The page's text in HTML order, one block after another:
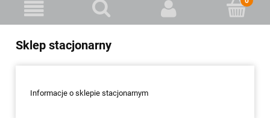
Sklep stacjonarny
Informacje o sklepie stacjonarnym